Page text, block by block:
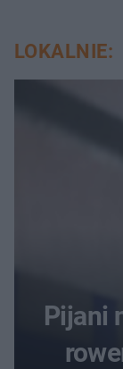
LOKALNIE:
Pijani